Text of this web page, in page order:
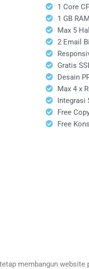
1 Core
1 GB RAM
Max 5
2 Email
Gratis
Desain
Max 4 x
Integrasi
Free
Free
membangun